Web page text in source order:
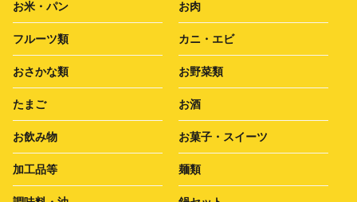
お米・パン お肉
フルーツ類 カニ・エビ
おさかな類 お野菜類
たまご お酒
お飲み物 お菓子・スイーツ
加工品等 麺類